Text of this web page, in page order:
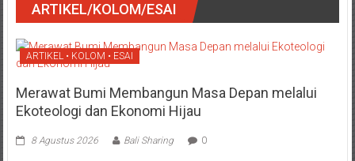
ARTIKEL/KOLOM/ESAI
ARTIKEL • KOLOM • ESAI
Merawat Bumi Membangun Masa Depan melalui
Ekoteologi dan Ekonomi Hijau
8 Agustus 2026 Bali Sharing 0